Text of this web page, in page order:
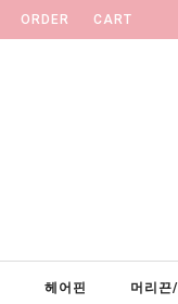
ORDER CART
헤어핀 머리끈